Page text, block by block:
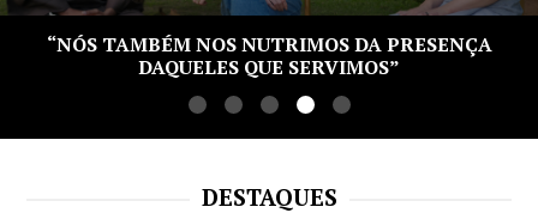
SÃO FRANCISCO E O FUTURO DA ORDEM PAUTAM
REFLEXÕES NO CAPÍTULO
DESTAQUES